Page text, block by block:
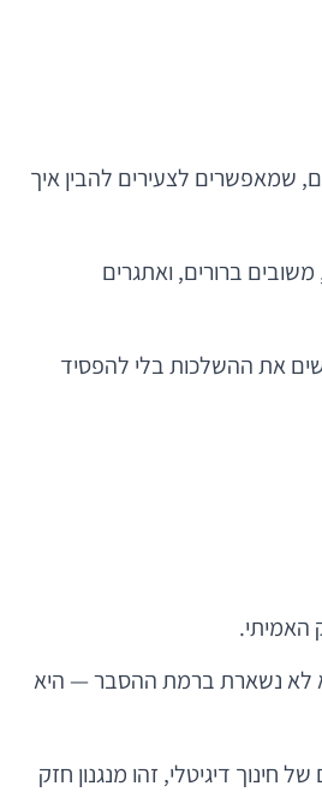
שמאפשרים לצעירים להבין איך
ברורים, ואתגרים
את ההשלכות בלי להפסיד
לא נשארת ברמת ההסבר — היא
דיגיטלי, זהו מנגנון חזק